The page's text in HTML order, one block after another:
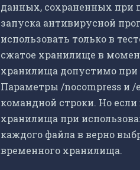
данных, сохраненных при
запуска антивирусной
использовать только в
сжатое хранилище в
хранилища допустимо при
Параметры /nocompress и /
командной строки. Но
хранилища при
каждого файла в верно
временного хранилища.